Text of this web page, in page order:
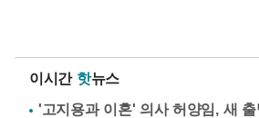
이시간 핫뉴스
'고지용과 이혼' 의사 허양임, 새